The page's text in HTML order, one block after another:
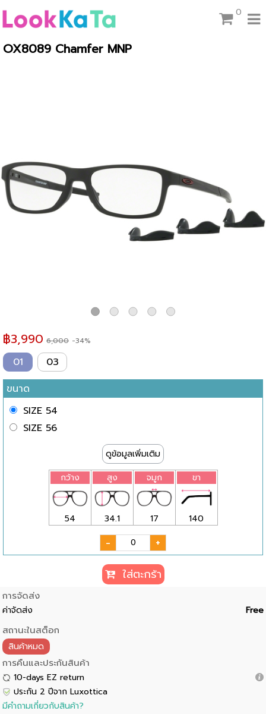
0
OX8089 Chamfer MNP
฿3,990 6,000 -34%
01
03
ขนาด
SIZE 54
SIZE 56
ดูข้อมูลเพิ่มเติม
กว้าง
54
สูง
34.1
จมูก
17
ขา
140
- +
ใส่ตะกร้า
การจัดส่ง
ค่าจัดส่ง Free
สถานะในสต็อก
สินค้าหมด
การคืนและประกันสินค้า
10-days EZ return
ประกัน 2 ปีจาก Luxottica
มีคำถามเกี่ยวกับสินค้า?